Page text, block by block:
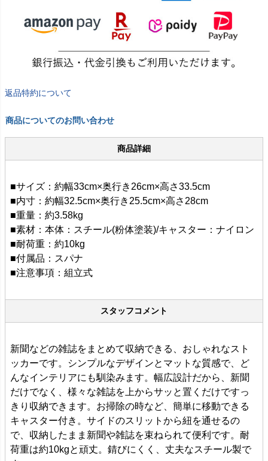
返品特約について
商品についてのお問い合わせ
商品詳細
■サイズ：約幅33cm×奥行き26cm×高さ33.5cm
■内寸：約幅32.5cm×奥行き25.5cm×高さ28cm
■重量：約3.58kg
■素材：本体：スチール(粉体塗装)/キャスター：ナイロン
■耐荷重：約10kg
■付属品：スパナ
■注意事項：組立式
スタッフコメント
新聞などの雑誌をまとめて収納できる、おしゃれなスト
ッカーです。シンプルなデザインとマットな質感で、ど
んなインテリアにも馴染みます。幅広設計だから、新聞
だけでなく、様々な雑誌を上からサッと置くだけですっ
きり収納できます。お掃除の時など、簡単に移動できる
キャスター付き。サイドのスリットから紐を通せるの
で、収納したまま新聞や雑誌を束ねられて便利です。耐
荷重は約10kgと頑丈。錆びにくく、丈夫なスチール製で